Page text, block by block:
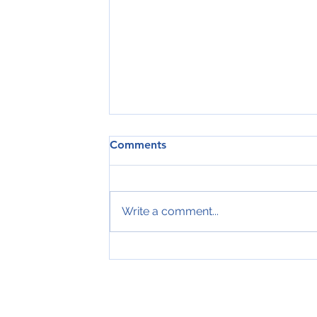
Comments
Write a comment...